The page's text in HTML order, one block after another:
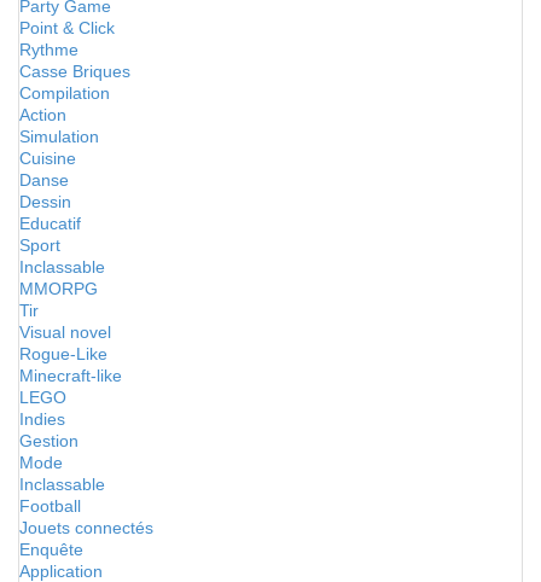
Party Game
Point & Click
Rythme
Casse Briques
Compilation
Action
Simulation
Cuisine
Danse
Dessin
Educatif
Sport
Inclassable
MMORPG
Tir
Visual novel
Rogue-Like
Minecraft-like
LEGO
Indies
Gestion
Mode
Inclassable
Football
Jouets connectés
Enquête
Application